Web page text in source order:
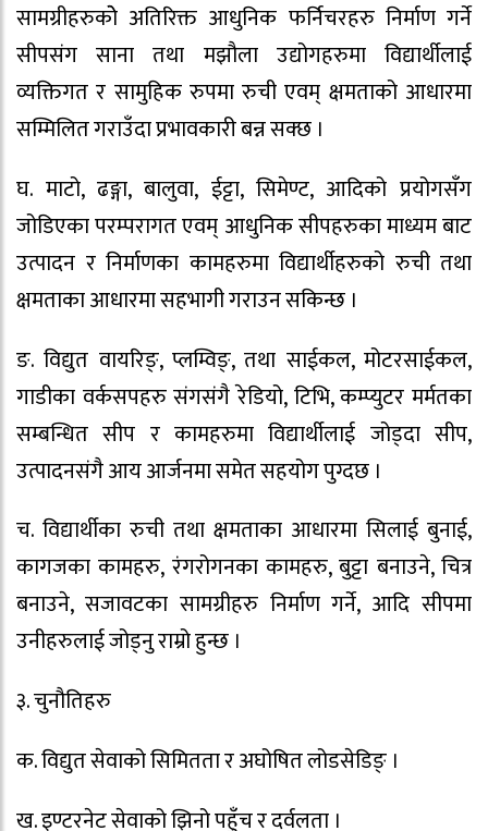
सामग्रीहरुकोे अतिरिक्त आधुनिक फर्निचरहरु निर्माण गर्ने
सीपसंग साना तथा मझौला उद्योगहरुमा विद्यार्थीलाई
व्यक्तिगत र सामुहिक रुपमा रुची एवम् क्षमताको आधारमा
सम्मिलित गराउँदा प्रभावकारी बन्न सक्छ ।
घ. माटो, ढङ्गा, बालुवा, ईट्टा, सिमेण्ट, आदिको प्रयोगसँग
जोडिएका परम्परागत एवम् आधुनिक सीपहरुका माध्यम बाट
उत्पादन र निर्माणका कामहरुमा विद्यार्थीहरुको रुची तथा
क्षमताका आधारमा सहभागी गराउन सकिन्छ ।
ङ. विद्युत वायरिङ्, प्लम्विङ्, तथा साईकल, मोटरसाईकल,
गाडीका वर्कसपहरु संगसंगै रेडियो, टिभि, कम्प्युटर मर्मतका
सम्बन्धित सीप र कामहरुमा विद्यार्थीलाई जोड्दा सीप,
उत्पादनसंगै आय आर्जनमा समेत सहयोग पुग्दछ ।
च. विद्यार्थीका रुची तथा क्षमताका आधारमा सिलाई बुनाई,
कागजका कामहरु, रंगरोगनका कामहरु, बुट्टा बनाउने, चित्र
बनाउने, सजावटका सामग्रीहरु निर्माण गर्ने, आदि सीपमा
उनीहरुलाई जोड्नु राम्रो हुन्छ ।
३. चुनौतिहरु
क. विद्युत सेवाको सिमितता र अघोषित लोडसेडिङ् ।
ख. इण्टरनेट सेवाको झिनो पहुँच र दर्वलता ।